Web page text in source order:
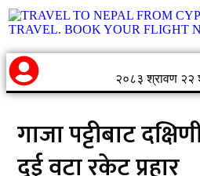
२०८३ श्रावण २२
गाजा पट्टीबाट
दूई वटा रकेट प्रहार